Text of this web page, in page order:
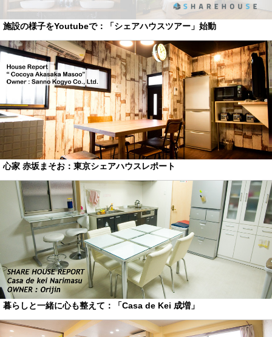
施設の様子をYoutubeで：「シェアハウスツアー」始動
心家 赤坂まそお：東京シェアハウスレポート
暮らしと一緒に心も整えて：「Casa de Kei 成増」